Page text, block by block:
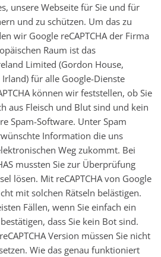
unsere Webseite für Sie und für
und zu schützen. Um das zu
wir Google reCAPTCHA der Firma
Raum ist das
Limited (Gordon House,
für alle Google-Dienste
können wir feststellen, ob Sie
aus Fleisch und Blut sind und kein
Spam-Software. Unter Spam
Information die uns
Weg zukommt. Bei
mussten Sie zur Überprüfung
lösen. Mit reCAPTCHA von Google
mit solchen Rätseln belästigen.
Fällen, wenn Sie einfach ein
dass Sie kein Bot sind.
Version müssen Sie nicht
Wie das genau funktioniert